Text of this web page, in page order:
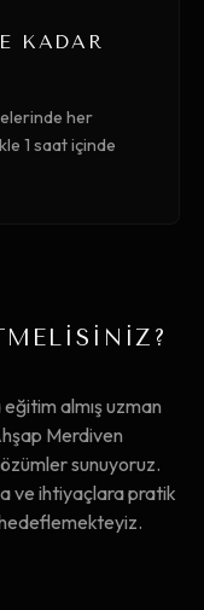
KADAR
her
1 saat içinde
almış uzman
Merdiven
sunuyoruz.
ve ihtiyaçlara pratik